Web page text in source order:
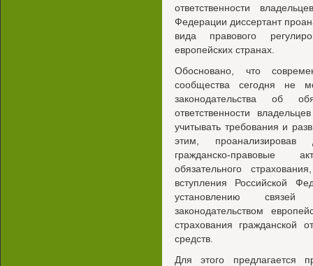
ответственности
Федерации диссертант
вида правового
европейских странах.
Обосновано, что
сообщества сегодня не
законодательства об
ответственности
учитывать требования и
этим, проанализировав
гражданско-правовые
обязательного
вступления Российской
установлению связей
законодательством
страхования гражданской
средств.
Для этого предлагается